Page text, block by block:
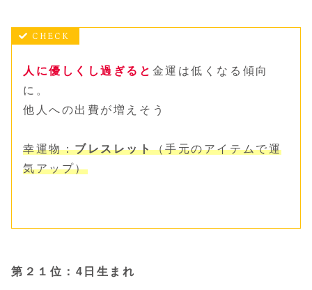
人に優しくし過ぎると 金運は低くなる傾向
に。
他人への出費が増えそう
幸運物：ブレスレット（手元のアイテムで運
気アップ）
第２１位：4日生まれ